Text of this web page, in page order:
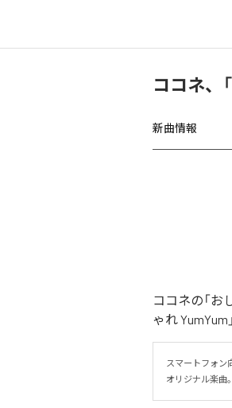
ココネ、
新曲情報
ココネの「お
ゃれ
スマートフォン
オリジナル楽曲